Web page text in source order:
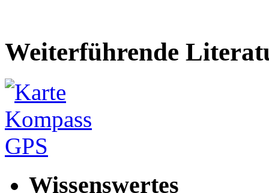
Weiterführende
Wissenswertes